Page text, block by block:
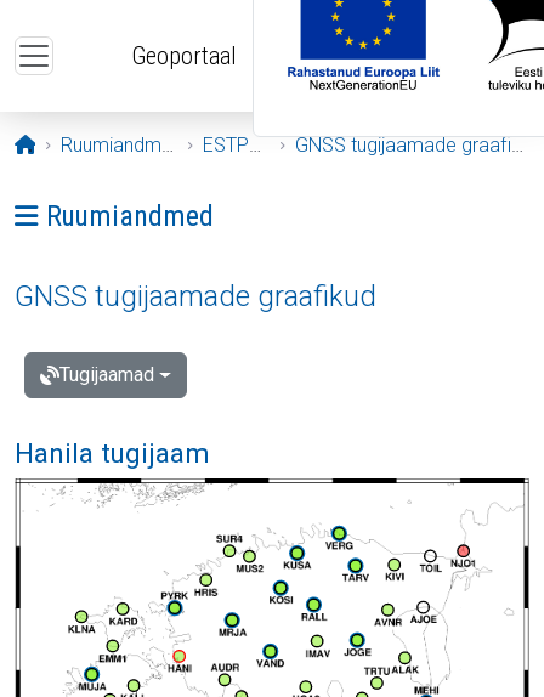
Geoportaal
Avaleht
Ruumiandmed ESTPOS GNSS tugijaamade graafikud
Ava menüü: Ruumiandmed
Ruumiandmed
GNSS tugijaamade graafikud
Tugijaamad
Hanila tugijaam